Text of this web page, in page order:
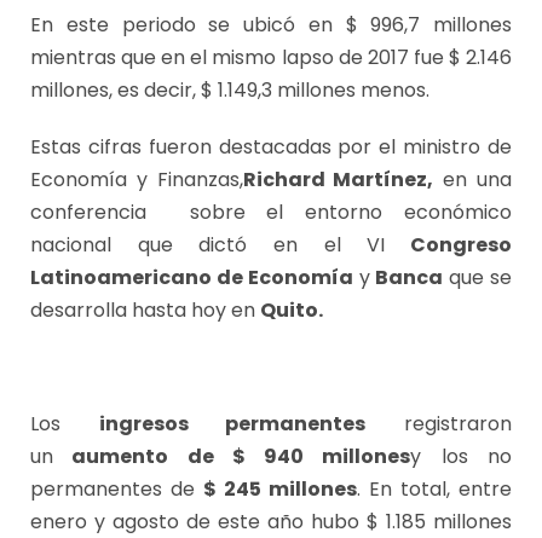
En este periodo se ubicó en $ 996,7 millones
mientras que en el mismo lapso de 2017 fue $ 2.146
millones, es decir, $ 1.149,3 millones menos.
Estas cifras fueron destacadas por el ministro de
Economía y Finanzas,Richard Martínez, en una
conferencia sobre el entorno económico
nacional que dictó en el VI Congreso
Latinoamericano de Economía y Banca que se
desarrolla hasta hoy en Quito.
Los ingresos permanentes registraron
un aumento de $ 940 millonesy los no
permanentes de $ 245 millones. En total, entre
enero y agosto de este año hubo $ 1.185 millones